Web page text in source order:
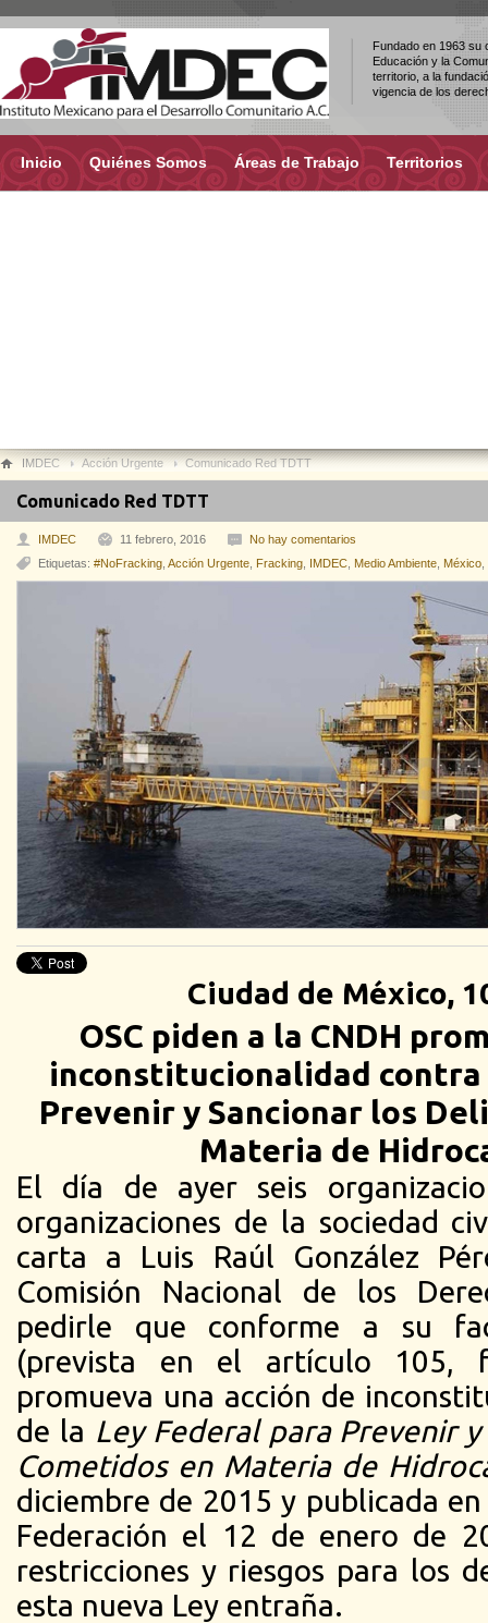
Fundado en 1963 su
Educación y la
territorio, a la
vigencia de los
Inicio Quiénes Somos Áreas de Trabajo Territorios
IMDEC Acción Urgente Comunicado Red TDTT
Comunicado Red TDTT
IMDEC 11 febrero, 2016
No hay comentarios
Etiquetas: #NoFracking Acción Urgente Fracking IMDEC Medio Ambiente México
Ciudad de México,
OSC piden a la CNDH
inconstitucionalidad contra
Prevenir y Sancionar los
Materia de
El día de ayer seis
organizaciones de la sociedad
carta a Luis Raúl González
Comisión Nacional de los
pedirle que conforme a su
(prevista en el artículo 105,
promueva una acción de
de la Ley Federal para Prevenir
Cometidos en Materia de
diciembre de 2015 y publicada
Federación el 12 de enero de
restricciones y riesgos para los
esta nueva Ley entraña.